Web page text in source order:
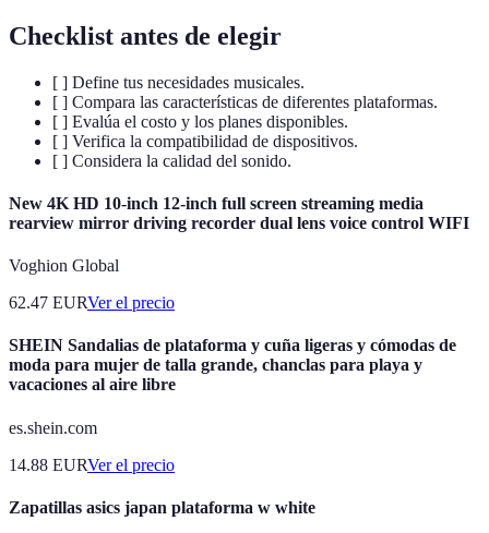
Checklist antes de elegir
[ ] Define tus necesidades musicales.
[ ] Compara las características de diferentes plataformas.
[ ] Evalúa el costo y los planes disponibles.
[ ] Verifica la compatibilidad de dispositivos.
[ ] Considera la calidad del sonido.
New 4K HD 10-inch 12-inch full screen streaming media
rearview mirror driving recorder dual lens voice control WIFI
Voghion Global
62.47 EURVer el precio
SHEIN Sandalias de plataforma y cuña ligeras y cómodas de
moda para mujer de talla grande, chanclas para playa y
vacaciones al aire libre
es.shein.com
14.88 EURVer el precio
Zapatillas asics japan plataforma w white